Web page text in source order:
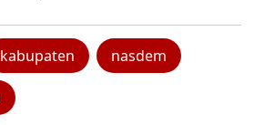
kabupaten nasdem